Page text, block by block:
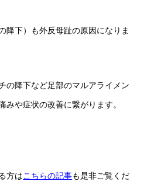
降下）も外反母趾の原因になりま
の降下など足部のマルアライメン
みや症状の改善に繋がります。
方はこちらの記事も是非ご覧くだ